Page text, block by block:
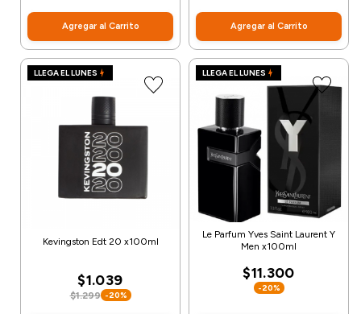
Agregar al Carrito Agregar al Carrito
LLEGA EL LUNES
Kevingston Edt 20 x100ml
$1.039
$1.299 -20%
LLEGA EL LUNES
Le Parfum Yves Saint Laurent Y
Men x100ml
$11.300
-20%